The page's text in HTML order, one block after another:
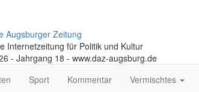
Augsburger Zeitung
Internetzeitung für Politik und Kultur
- Jahrgang 18 - www.daz-augsburg.de
Sport Kommentar Vermischtes